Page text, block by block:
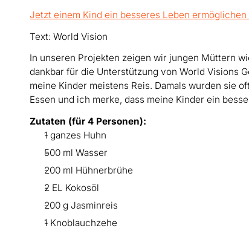
Jetzt einem Kind ein besseres Leben ermöglichen
Text: World Vision
In unseren Projekten zeigen wir jungen Müttern
dankbar für die Unterstützung von World Visions
meine Kinder meistens Reis. Damals wurden sie
Essen und ich merke, dass meine Kinder ein
Zutaten (für 4 Personen):
1 ganzes Huhn
500 ml Wasser
200 ml Hühnerbrühe
2 EL Kokosöl
200 g Jasminreis
1 Knoblauchzehe